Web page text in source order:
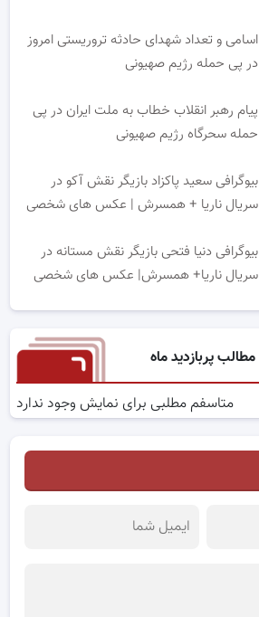
اسامی و تعداد شهدای حادثه تروریستی امروز
در پی حمله رژیم صهیونی
پیام رهبر انقلاب خطاب به ملت ایران در پی
حمله سحرگاه رژیم صهیونی
بیوگرافی سعید پاکزاد بازیگر نقش آکو در
سریال ناریا + همسرش | عکس های شخصی
بیوگرافی دنیا فتحی بازیگر نقش مستانه در
سریال ناریا+ همسرش| عکس های شخصی
مطالب پربازدید ماه
متاسفم مطلبی برای نمایش وجود ندارد